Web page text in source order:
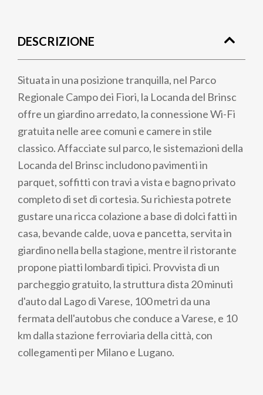
pane
DESCRIZIONE
Situata in una posizione tranquilla, nel Parco
Regionale Campo dei Fiori, la Locanda del Brinsc
offre un giardino arredato, la connessione Wi-Fi
gratuita nelle aree comuni e camere in stile
classico. Affacciate sul parco, le sistemazioni della
Locanda del Brinsc includono pavimenti in
parquet, soffitti con travi a vista e bagno privato
completo di set di cortesia. Su richiesta potrete
gustare una ricca colazione a base di dolci fatti in
casa, bevande calde, uova e pancetta, servita in
giardino nella bella stagione, mentre il ristorante
propone piatti lombardi tipici. Provvista di un
parcheggio gratuito, la struttura dista 20 minuti
d'auto dal Lago di Varese, 100 metri da una
fermata dell'autobus che conduce a Varese, e 10
km dalla stazione ferroviaria della città, con
collegamenti per Milano e Lugano.